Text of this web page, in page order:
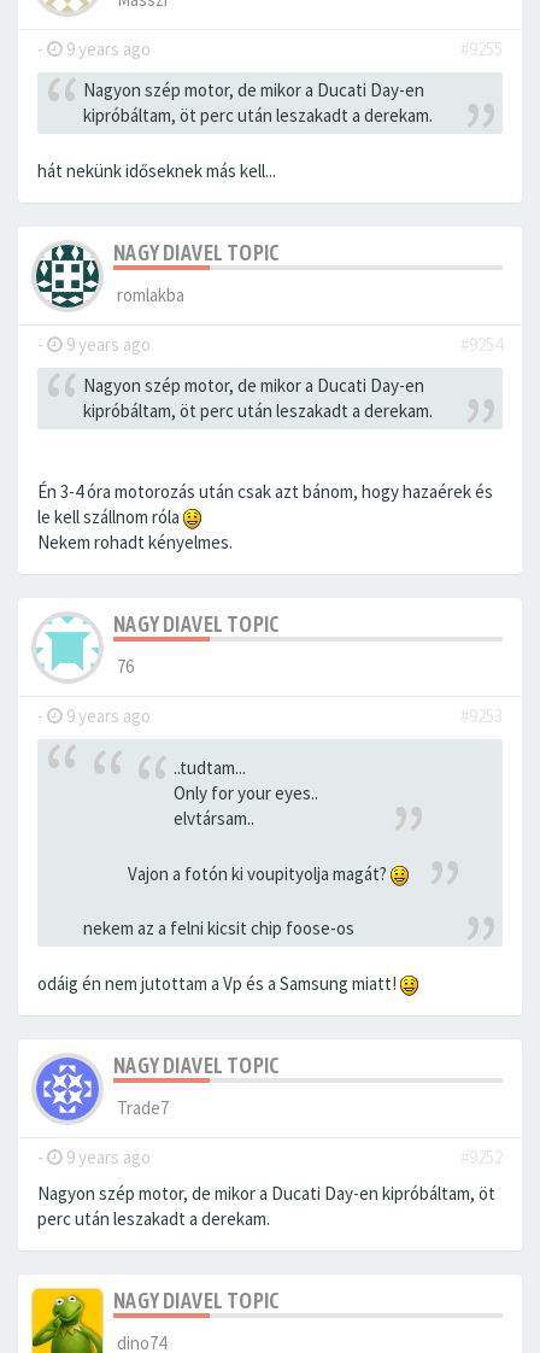
- 9 years ago
#9255
Nagyon szép motor, de mikor a Ducati Day-en
kipróbáltam, öt perc után leszakadt a derekam.
hát nekünk időseknek más kell...
NAGY DIAVEL TOPIC
romlakba
- 9 years ago
#9254
Nagyon szép motor, de mikor a Ducati Day-en
kipróbáltam, öt perc után leszakadt a derekam.
Én 3-4 óra motorozás után csak azt bánom, hogy hazaérek és
le kell szállnom róla
Nekem rohadt kényelmes.
NAGY DIAVEL TOPIC
76
- 9 years ago #9253
..tudtam...
Only for your eyes..
elvtársam..
Vajon a fotón ki voupityolja magát?
nekem az a felni kicsit chip foose-os
odáig én nem jutottam a Vp és a Samsung miatt!
NAGY DIAVEL TOPIC
Trade7
- 9 years ago
#9252
Nagyon szép motor, de mikor a Ducati Day-en kipróbáltam, öt
perc után leszakadt a derekam.
NAGY DIAVEL TOPIC
dino74